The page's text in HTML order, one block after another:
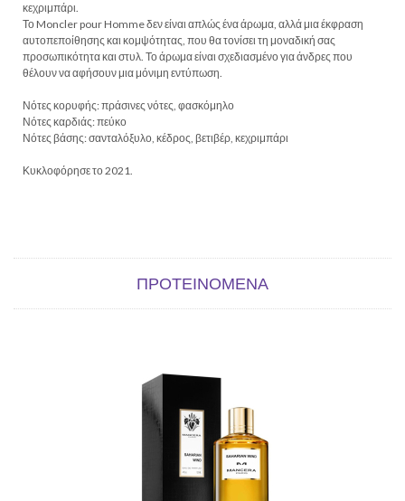
κεχριμπάρι.
Το Moncler pour Homme δεν είναι απλώς ένα άρωμα, αλλά μια έκφραση
αυτοπεποίθησης και κομψότητας, που θα τονίσει τη μοναδική σας
προσωπικότητα και στυλ. Το άρωμα είναι σχεδιασμένο για άνδρες που
θέλουν να αφήσουν μια μόνιμη εντύπωση.
Νότες κορυφής: πράσινες νότες, φασκόμηλο
Νότες καρδιάς: πεύκο
Νότες βάσης: σανταλόξυλο, κέδρος, βετιβέρ, κεχριμπάρι
Κυκλοφόρησε το 2021.
ΠΡΟΤΕΙΝΌΜΕΝΑ